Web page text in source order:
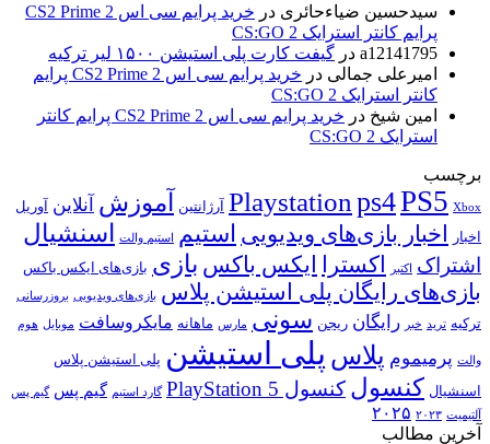
سیدحسین ضیاءحائری در
خرید پرایم سی اس 2 CS2 Prime
پرایم کانتر استرایک 2 CS:GO
a12141795 در گیفت کارت پلی استیشن ۱۵۰۰ لیر ترکیه
امیرعلی جمالی در
خرید پرایم سی اس 2 CS2 Prime پرایم
کانتر استرایک 2 CS:GO
امین شیخ در
خرید پرایم سی اس 2 CS2 Prime پرایم کانتر
استرایک 2 CS:GO
برچسب
Playstation ps4PS5 Xbox آرژانتین آموزش آنلاین
آوریل
اخبار
اخبار بازی‌های ویدیویی استیم استیم والت اسنشیال
اشتراک اکتبر اکسترا ایکس باکس بازی بازی‌های ایکس باکس
بازی‌های رایگان پلی استیشن پلاس بازی‌های ویدیویی بروزرسانی
ترکیه ترید خبر رایگان ریجن سونی مارس ماهانه مایکروسافت موبایل هوم
والت پرمیموم پلاس پلی استیشن پلی استیشن پلاس
اسنشیال کنسول کنسول PlayStation 5 گارد استیم گیم پس گیم پس
آلتیمیت ۲۰۲۳ ۲۰۲۵
آخرین مطالب